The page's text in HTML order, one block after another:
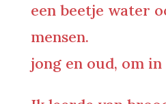
een beetje water
mensen.
jong en oud, om in